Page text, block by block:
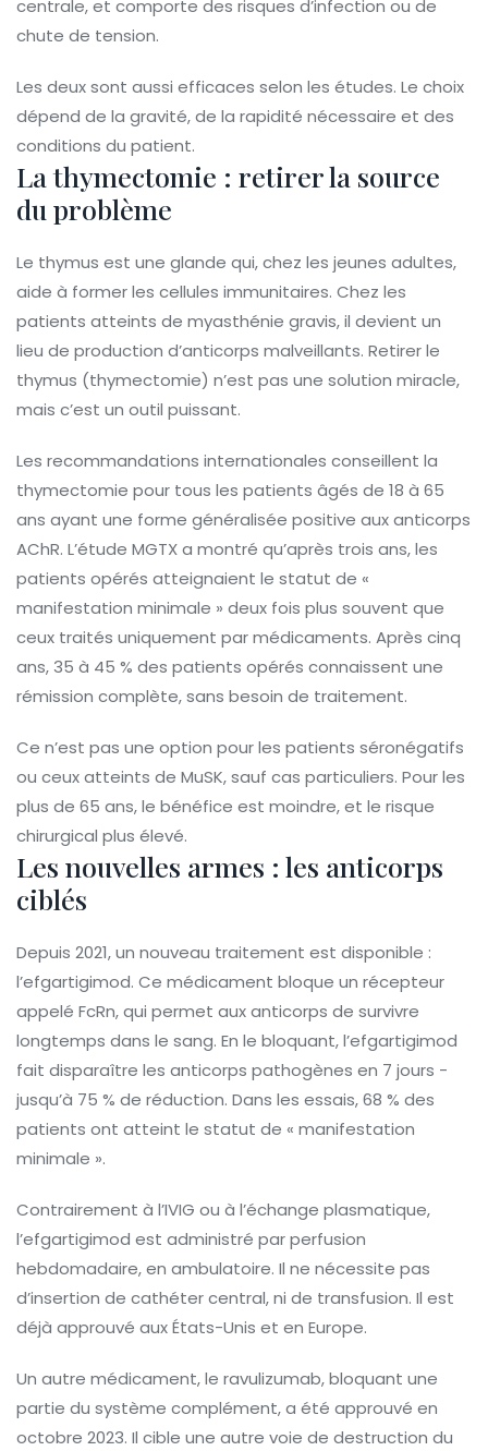
centrale, et comporte des risques d’infection ou de
chute de tension.
Les deux sont aussi efficaces selon les études. Le choix
dépend de la gravité, de la rapidité nécessaire et des
conditions du patient.
La thymectomie : retirer la source
du problème
Le thymus est une glande qui, chez les jeunes adultes,
aide à former les cellules immunitaires. Chez les
patients atteints de myasthénie gravis, il devient un
lieu de production d’anticorps malveillants. Retirer le
thymus (thymectomie) n’est pas une solution miracle,
mais c’est un outil puissant.
Les recommandations internationales conseillent la
thymectomie pour tous les patients âgés de 18 à 65
ans ayant une forme généralisée positive aux anticorps
AChR. L’étude MGTX a montré qu’après trois ans, les
patients opérés atteignaient le statut de «
manifestation minimale » deux fois plus souvent que
ceux traités uniquement par médicaments. Après cinq
ans, 35 à 45 % des patients opérés connaissent une
rémission complète, sans besoin de traitement.
Ce n’est pas une option pour les patients séronégatifs
ou ceux atteints de MuSK, sauf cas particuliers. Pour les
plus de 65 ans, le bénéfice est moindre, et le risque
chirurgical plus élevé.
Les nouvelles armes : les anticorps
ciblés
Depuis 2021, un nouveau traitement est disponible :
l’efgartigimod. Ce médicament bloque un récepteur
appelé FcRn, qui permet aux anticorps de survivre
longtemps dans le sang. En le bloquant, l’efgartigimod
fait disparaître les anticorps pathogènes en 7 jours -
jusqu’à 75 % de réduction. Dans les essais, 68 % des
patients ont atteint le statut de « manifestation
minimale ».
Contrairement à l’IVIG ou à l’échange plasmatique,
l’efgartigimod est administré par perfusion
hebdomadaire, en ambulatoire. Il ne nécessite pas
d’insertion de cathéter central, ni de transfusion. Il est
déjà approuvé aux États-Unis et en Europe.
Un autre médicament, le ravulizumab, bloquant une
partie du système complément, a été approuvé en
octobre 2023. Il cible une autre voie de destruction du